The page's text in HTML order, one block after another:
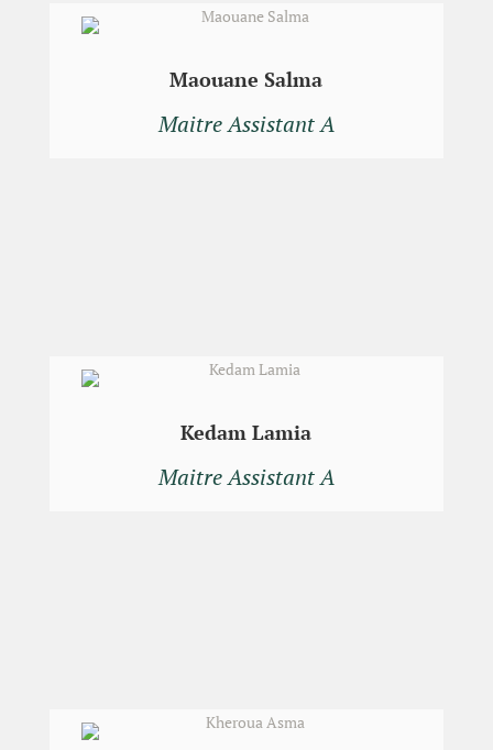
Maouane Salma
Maitre Assistant A
Kedam Lamia
Maitre Assistant A